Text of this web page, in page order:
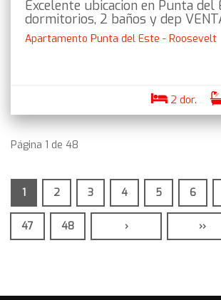
Excelente ubicacion en Punta del
dormitorios, 2 baños y dep
Apartamento Punta del Este - Roosevelt
2 dor.
Página 1 de 48
1 2 3 4 5 6
47 48 › ››